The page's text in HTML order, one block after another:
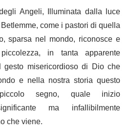
Angeli, Illuminata dalla luce
come i pastori di quella
sparsa nel mondo, riconosce e
in tanta apparente
misericordioso di Dio che
e nella nostra storia questo
segno, quale inizio
ma infallibilmente
che viene.